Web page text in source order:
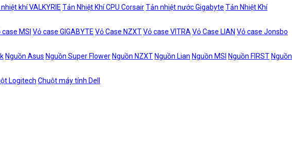
khí VALKYRIE Tản Nhiệt Khí CPU CorsairTản nhiệt nước Gigabyte Tản Nhiệt Khí
case MSI Vỏ case GIGABYTE Vỏ Case NZXTVỏ case VITRA Vỏ Case LIAN Vỏ case Jonsbo
Nguồn Asus Nguồn Super Flower Nguồn NZXT Nguồn Lian Nguồn MSI Nguồn FIRST Nguồn
Logitech Chuột máy tính Dell